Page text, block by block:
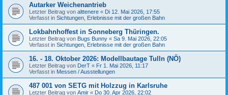
Autarker Weichenantrieb
Letzter Beitrag von alttenere « Di 12. Mai 2026, 17:55
Verfasst in Sichtungen, Erlebnisse mit der großen Bahn
Lokbahnhoffest in Sonneberg Thüringen.
Letzter Beitrag von Bugs Bunny « Sa 9. Mai 2026, 22:05
Verfasst in Sichtungen, Erlebnisse mit der großen Bahn
16. - 18. Oktober 2026: Modellbautage Tulln (NÖ)
Letzter Beitrag von DerT « Fr 1. Mai 2026, 11:17
Verfasst in Messen / Ausstellungen
487 001 von SETG mit Holzzug in Karlsruhe
Letzter Beitrag von Amir « Do 30. Apr 2026, 22:02